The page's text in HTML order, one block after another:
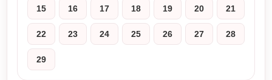
15 16 17 18 19 20 21
22 23 24 25 26 27 28
29